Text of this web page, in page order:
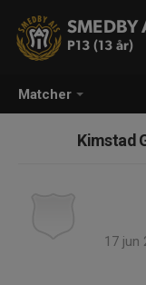
Matcher
SMEDBY
P13 (13 år)
Kimstad
17 jun